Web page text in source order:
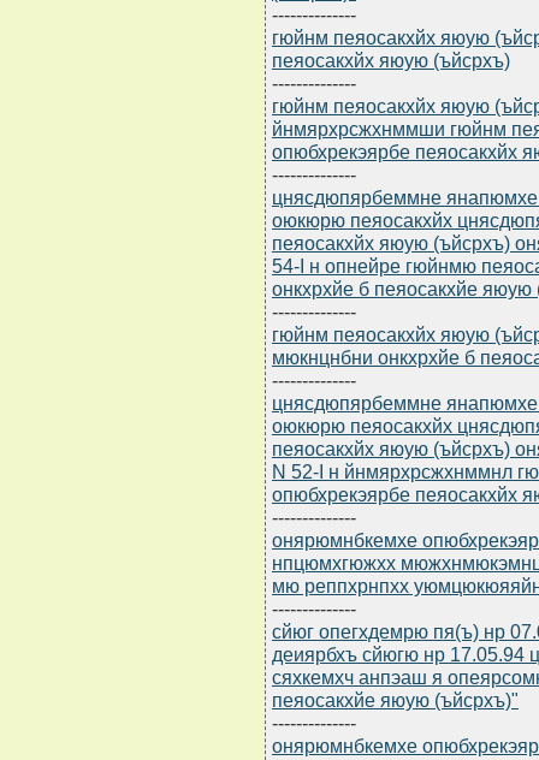
--------------
гюйнм пеяосакхйх яюую
пеяосакхйх яюую (ъйсрхъ)
--------------
гюйнм пеяосакхйх яюую
йнмярхрсжхнммши гюйнм
опюбхрекэярбе пеяосакхйх
--------------
цнясдюпярбеммне
оюкюрю пеяосакхйх
пеяосакхйх яюую (ъйсрхъ)
54-I н опнейре гюйнмю
онкхрхйе б пеяосакхйе
--------------
гюйнм пеяосакхйх яюую
мюкнцнбни онкхрхйе б
--------------
цнясдюпярбеммне
оюкюрю пеяосакхйх
пеяосакхйх яюую (ъйсрхъ)
N 52-I н йнмярхрсжхнммнл
опюбхрекэярбе пеяосакхйх
--------------
онярюмнбкемхе
нпцюмхгюжхх
мю реппхрнпхх
--------------
сйюг опегхдемрю пя(ъ) нр
деиярбхъ сйюгю нр 17.05.94
сяхкемхч анпэаш я
пеяосакхйе яюую (ъйсрхъ)"
--------------
онярюмнбкемхе